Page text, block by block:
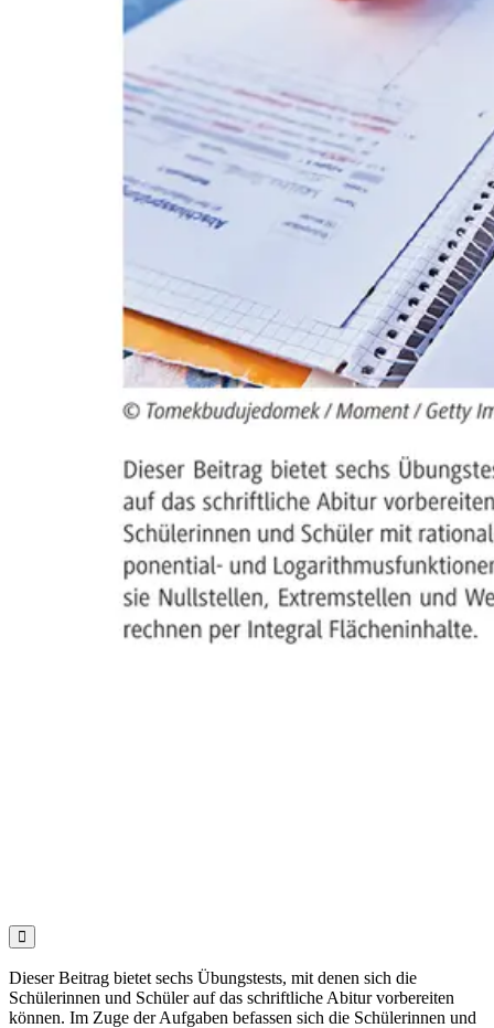

Dieser Beitrag bietet sechs Übungstests, mit denen sich die
Schülerinnen und Schüler auf das schriftliche Abitur vorbereiten
können. Im Zuge der Aufgaben befassen sich die Schülerinnen und